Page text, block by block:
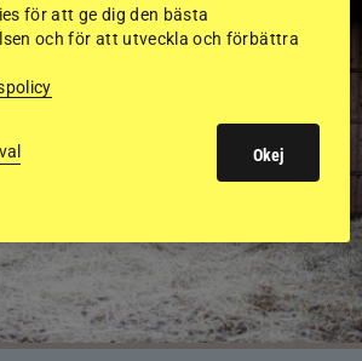
för att ge dig den bästa
och för att utveckla och förbättra
Okej